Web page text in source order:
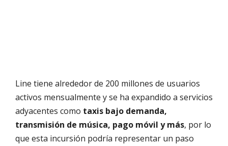
Line tiene alrededor de 200 millones de usuarios
activos mensualmente y se ha expandido a servicios
adyacentes como taxis bajo demanda,
transmisión de música, pago móvil y más, por lo
que esta incursión podría representar un paso